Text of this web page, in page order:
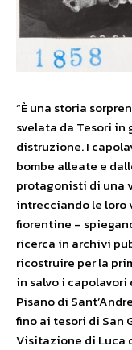
“È una storia
svelata da Tesori in
distruzione. I
bombe alleate e
protagonisti di una
intrecciando le loro
fiorentine –
ricerca in archivi
ricostruire per la
in salvo i
Pisano di
fino ai tesori di San
Visitazione di Luca